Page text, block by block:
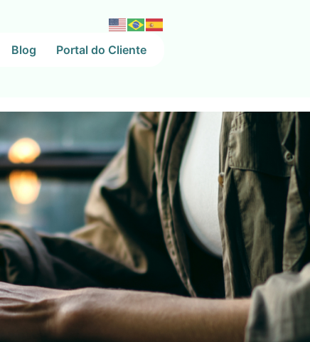
Blog Portal do Cliente